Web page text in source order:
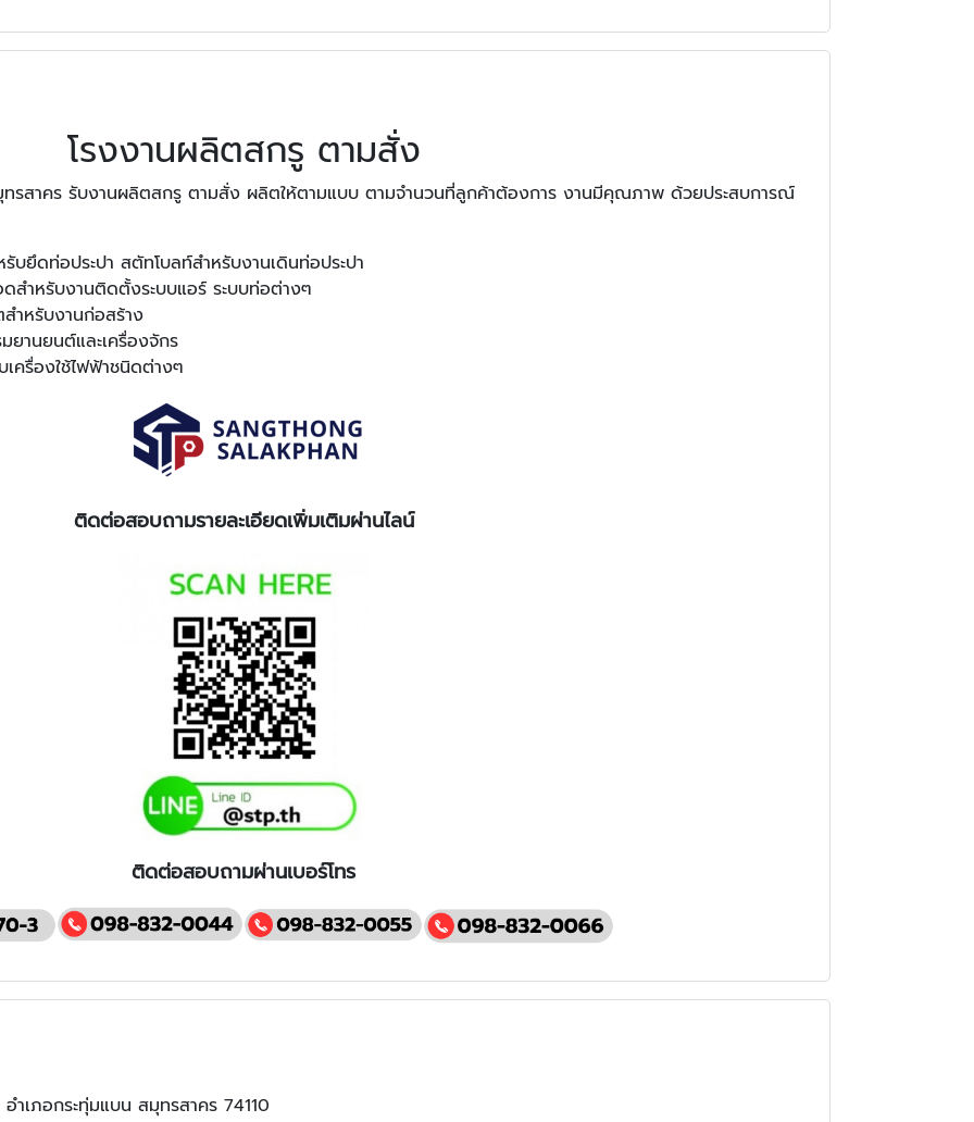
โรงงานผลิตสกรู ตามสั่ง
รสาคร รับงานผลิตสกรู ตามสั่ง ผลิตให้ตามแบบ ตามจำนวนที่ลูกค้าต้องการ งานมีคุณภาพ ด้วยประสบการณ์
บยึดท่อประปา สตัทโบลท์สำหรับงานเดินท่อประปา
ำหรับงานติดตั้งระบบแอร์ ระบบท่อต่างๆ
ำหรับงานก่อสร้าง
านยนต์และเครื่องจักร
ครื่องใช้ไฟฟ้าชนิดต่างๆ
ติดต่อสอบถามรายละเอียดเพิ่มเติมผ่านไลน์
ติดต่อสอบถามผ่านเบอร์โทร
ำเภอกระทุ่มแบน สมุทรสาคร 74110